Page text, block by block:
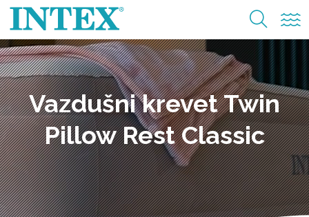
Vazdušni krevet Twin
Pillow Rest Classic